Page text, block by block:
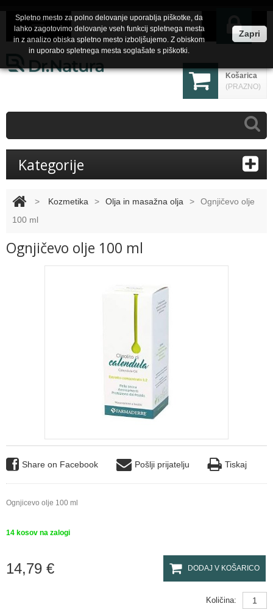
Košarica
(PRAZNO)
Kategorije
> Kozmetika > Olja in masažna olja >
Ognjičevo olje
100 ml
Ognjičevo olje 100 ml
Share on Facebook Pošlji prijatelju Tiskaj
Ognjicevo olje 100 ml
14 kosov na zalogi
14,79 € DODAJ V KOŠARICO
Količina:
Spletno mesto za polno delovanje uporablja piškotke, da
lahko zagotovimo delovanje vseh funkcij spletnega mesta
in z analizo obiska spletno mesto izboljšujemo. Z obiskom
in uporabo spletnega mesta soglašate s piškotki.
Zapri